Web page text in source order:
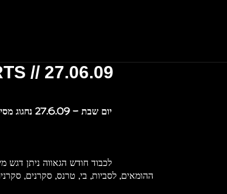
// 27.06.09
יום שבת - 27.6.09 נחגוג מסיבת אולסטארס מיוחדת
לכבוד חודש הגאווה ניתן דגש
ההומאים, לסביות, בי, טרנס, סקרנים,